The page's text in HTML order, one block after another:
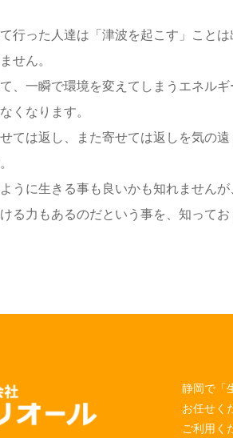
行った人達は「津波を起こす」こと
せん。
、一瞬で環境を変えてしまうエネル
くなります。
ては返し、また寄せては返しを気の
うに生きる事も良いかも知れません
る力もあるのだという事を、知ってお
静岡で「
お任せく
ご利用く